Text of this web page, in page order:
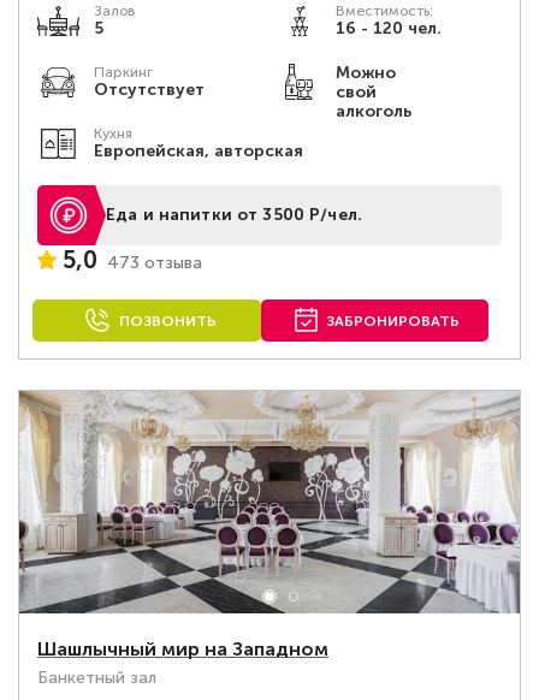
Залов
5
Вместимость:
16 - 120 чел.
Паркинг
Отсутствует
Можно
свой
алкоголь
Кухня
Европейская, авторская
Еда и напитки от 3500 Р/чел.
5,0 473 отзыва
ПОЗВОНИТЬ ЗАБРОНИРОВАТЬ
Шашлычный мир на Западном
Банкетный зал